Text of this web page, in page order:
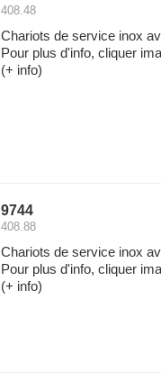
408.48
Chariots de service inox
Pour plus d'info, cliquer
(+ info)
9744
408.88
Chariots de service inox
Pour plus d'info, cliquer
(+ info)